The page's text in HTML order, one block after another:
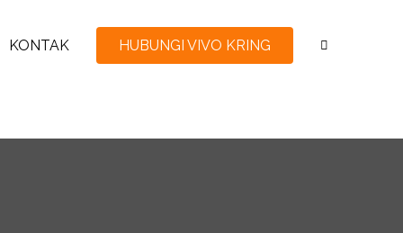
KONTAK HUBUNGI VIVO KRING